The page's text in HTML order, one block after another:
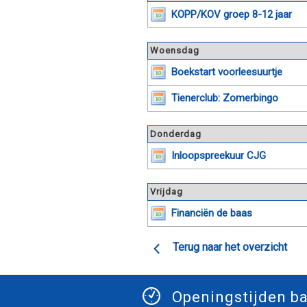
KOPP/KOV groep 8-12 jaar
Woensdag
Boekstart voorleesuurtje
Tienerclub: Zomerbingo
Donderdag
Inloopspreekuur CJG
Vrijdag
Financiën de baas
Terug naar het overzicht
Openingstijden